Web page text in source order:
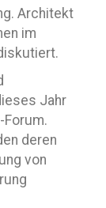
Architekt
im
Jahr
deren
von